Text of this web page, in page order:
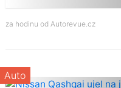
za hodinu od Autorevue.cz
Auto